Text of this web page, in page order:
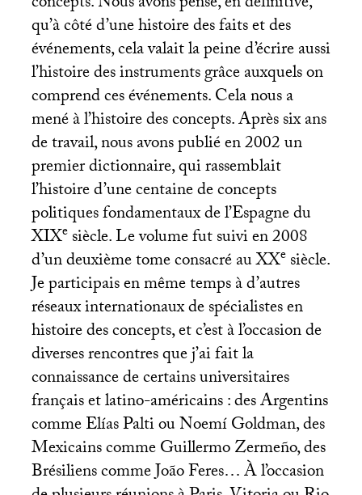
qu’à côté d’une histoire des faits et des
événements, cela valait la peine d’écrire aussi
l’histoire des instruments grâce auxquels on
comprend ces événements. Cela nous a
mené à l’histoire des concepts. Après six ans
de travail, nous avons publié en 2002 un
premier dictionnaire, qui rassemblait
l’histoire d’une centaine de concepts
politiques fondamentaux de l’Espagne du
XIXesiècle. Le volume fut suivi en 2008
d’un deuxième tome consacré auXXesiècle.
Je participais en même temps à d’autres
réseaux internationaux de spécialistes en
histoire des concepts, et c’est à l’occasion de
diverses rencontres que j’ai fait la
connaissance de certains universitaires
français et latino-américains : des Argentins
comme Elías Palti ou Noemí Goldman, des
Mexicains comme Guillermo Zermeño, des
Brésiliens comme João Feres… À l’occasion